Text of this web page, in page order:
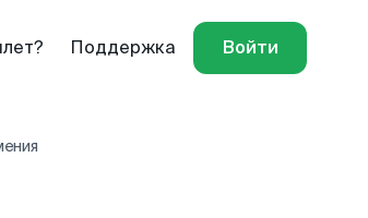
Поддержка Войти